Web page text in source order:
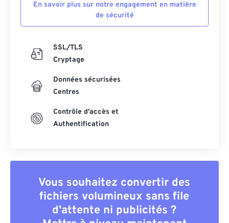
En savoir plus sur notre engagement en matière
de sécurité
SSL/TLS
Cryptage
Données sécurisées
Centres
Contrôle d'accès et
Authentification
Vous souhaitez convertir des
fichiers volumineux sans file
d'attente ni publicités ?